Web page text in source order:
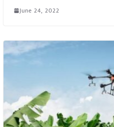
June 24, 2022